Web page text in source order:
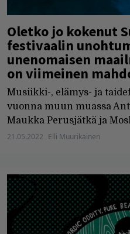
Oletko jo kokenut
festivaalin
unenomaisen
on viimeinen
Musiikki-, elämys- ja
vuonna muun muassa
Maukka Perusjätkä ja
21.05.2022 Elli Muurikainen